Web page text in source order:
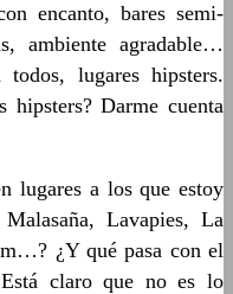
encanto, bares semi-
ambiente agradable…
lugares hipsters.
hipsters? Darme cuenta
lugares a los que estoy
Lavapies, La
¿Y qué pasa con el
claro que no es lo